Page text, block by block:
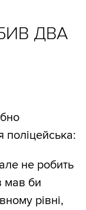
ДВА
поліцейська:
не робить
мав би
рівні,